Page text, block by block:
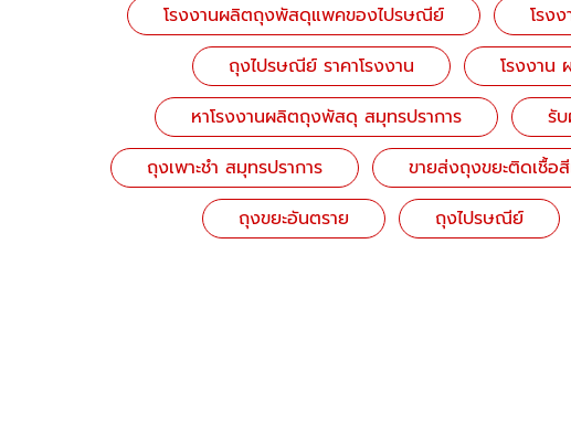
โรงงานผลิตถุงพัสดุแพคของไปรษณีย์ โรง
ถุงไปรษณีย์ ราคาโรงงาน
โรงงาน
หาโรงงานผลิตถุงพัสดุ สมุทรปราการ
รั
ถุงเพาะชำ สมุทรปราการ
ขายส่งถุงขยะติดเชื้อ
ถุงขยะอันตราย
ถุงไปรษณีย์